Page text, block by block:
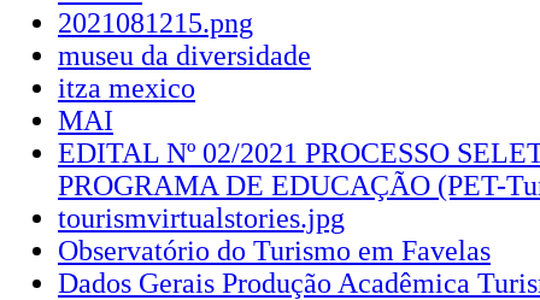
2021081215.png
museu da diversidade
itza mexico
MAI
EDITAL Nº 02/2021 PROCESSO
PROGRAMA DE EDUCAÇÃO (PET-
tourismvirtualstories.jpg
Observatório do Turismo em Favelas
Dados Gerais Produção Acadêmica